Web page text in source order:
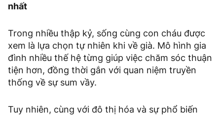
nhất
Trong nhiều thập kỷ, sống cùng con cháu được
xem là lựa chọn tự nhiên khi về già. Mô hình gia
đình nhiều thế hệ từng giúp việc chăm sóc thuận
tiện hơn, đồng thời gắn với quan niệm truyền
thống về sự sum vầy.
Tuy nhiên, cùng với đô thị hóa và sự phổ biến